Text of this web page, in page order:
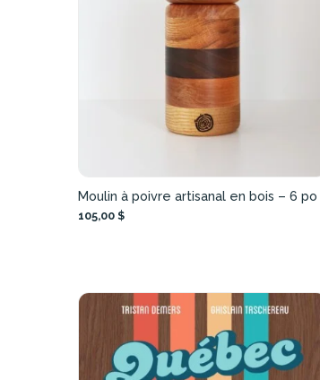
Moulin à poivre artisanal en bois – 6 po
105,00 $